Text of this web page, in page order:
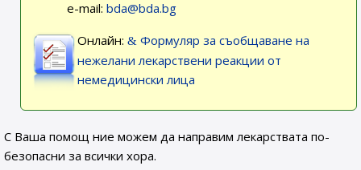
e-mail: bda@bda.bg
Онлайн:
Формуляр за съобщаване на
нежелани лекарствени реакции от
немедицински лица
С Ваша помощ ние можем да направим лекарствата по-
безопасни за всички хора.